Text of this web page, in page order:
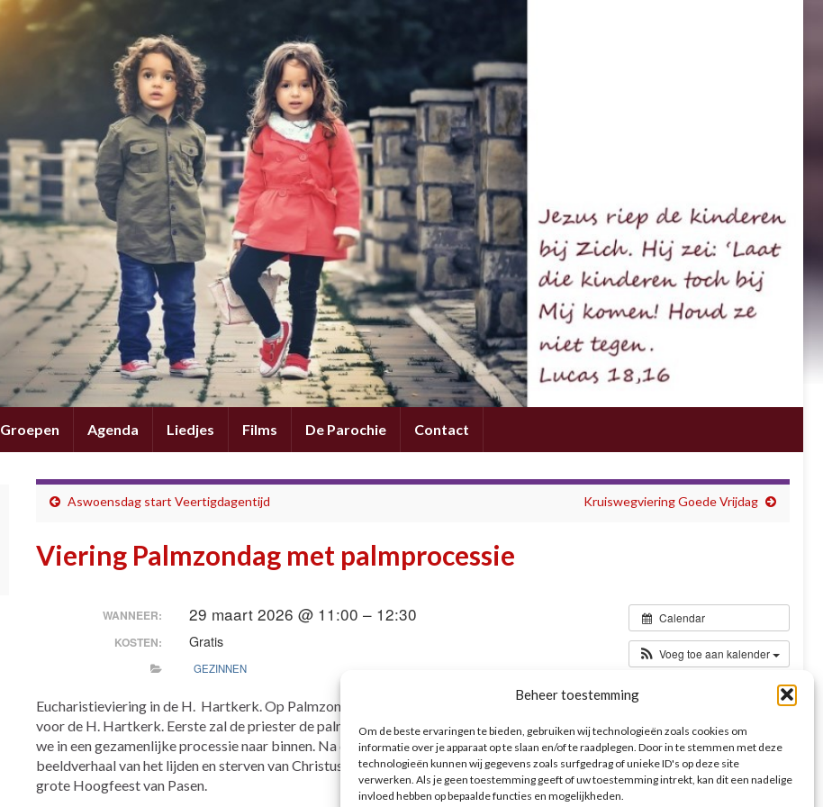
Beheer toestemming
Om de beste ervaringen te bieden, gebruiken wij technologieën zoals cookies om
informatie over je apparaat op te slaan en/of te raadplegen. Door in te stemmen met deze
technologieën kunnen wij gegevens zoals surfgedrag of unieke ID's op deze site
verwerken. Als je geen toestemming geeft of uw toestemming intrekt, kan dit een nadelige
invloed hebben op bepaalde functies en mogelijkheden.
Groepen Agenda Liedjes Films De Parochie Contact
Aswoensdag start Veertigdagentijd Kruiswegviering Goede Vrijdag
Viering Palmzondag met palmprocessie
Calendar
Voeg toe aan kalender
WANNEER: 29 maart 2026 @ 11:00 – 12:30
KOSTEN: Gratis
GEZINNEN
Eucharistieviering in de H. Hartkerk. Op Palmzondag verzamelen we (bij goed weer) met alle kinderen buiten op het plein
voor de H. Hartkerk. Eerste zal de priester de palmpaasstokken van de kinderen en de palmtakjes wijden. Vervolgens gaan
we in een gezamenlijke processie naar binnen. Na de processie gaan alle kinderen naar de kinderwoorddienst waar ze een
beeldverhaal van het lijden en sterven van Christus zullen horen en zien. Zo beginnen we de Goede Week, op weg naar het
grote Hoogfeest van Pasen.